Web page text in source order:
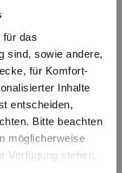
für das
sind, sowie andere,
für Komfort-
Inhalte
entscheiden,
Bitte beachten
möglicherweise
Verfügung stehen.